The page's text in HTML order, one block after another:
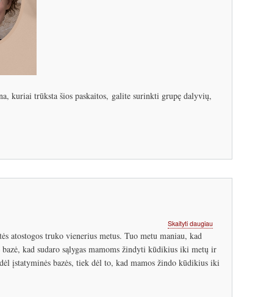
kuriai trūksta šios paskaitos, galite surinkti grupę dalyvių,
Skaityti daugiauapie
darbą:
žindyti
atostogos truko vienerius metus. Tuo metu maniau, kad
kad sudaro sąlygas mamoms žindyti kūdikius iki metų ir
įstatyminės bazės, tiek dėl to, kad mamos žindo kūdikius iki